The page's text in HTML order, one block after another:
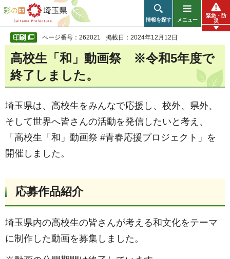
彩の国 埼玉県
情報を探す メニュー
緊急・防
災
ページ番号：262021 掲載日：2024年12月12日
高校生「和」動画祭 ※令和5年度で
終了しました。
埼玉県は、高校生をみんなで応援し、校外、県外、
そして世界へ皆さんの活動を発信したいと考え、
「高校生「和」動画祭 #青春応援プロジェクト」を
開催しました。
応募作品紹介
埼玉県内の高校生の皆さんが考える和文化をテーマ
に制作した動画を募集しました。